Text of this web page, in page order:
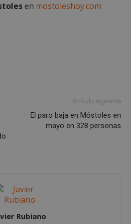
en mostoleshoy.com
Artículo siguiente
El paro baja en Móstoles en
mayo en 328 personas
Rubiano
del sitio web, como el
utilizar correctamente sin
necesarias.